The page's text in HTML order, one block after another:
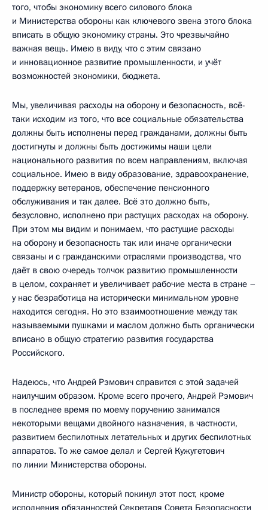
того, чтобы экономику всего силового блока
и Министерства обороны как ключевого звена этого блока
вписать в общую экономику страны. Это чрезвычайно
важная вещь. Имею в виду, что с этим связано
и инновационное развитие промышленности, и учёт
возможностей экономики, бюджета.
Мы, увеличивая расходы на оборону и безопасность, всё-
таки исходим из того, что все социальные обязательства
должны быть исполнены перед гражданами, должны быть
достигнуты и должны быть достижимы наши цели
национального развития по всем направлениям, включая
социальное. Имею в виду образование, здравоохранение,
поддержку ветеранов, обеспечение пенсионного
обслуживания и так далее. Всё это должно быть,
безусловно, исполнено при растущих расходах на оборону.
При этом мы видим и понимаем, что растущие расходы
на оборону и безопасность так или иначе органически
связаны и с гражданскими отраслями производства, что
даёт в свою очередь толчок развитию промышленности
в целом, сохраняет и увеличивает рабочие места в стране –
у нас безработица на исторически минимальном уровне
находится сегодня. Но это взаимоотношение между так
называемыми пушками и маслом должно быть органически
вписано в общую стратегию развития государства
Российского.
Надеюсь, что Андрей Рэмович справится с этой задачей
наилучшим образом. Кроме всего прочего, Андрей Рэмович
в последнее время по моему поручению занимался
некоторыми вещами двойного назначения, в частности,
развитием беспилотных летательных и других беспилотных
аппаратов. То же самое делал и Сергей Кужугетович
по линии Министерства обороны.
Министр обороны, который покинул этот пост, кроме
исполнения обязанностей Секретаря Совета Безопасности